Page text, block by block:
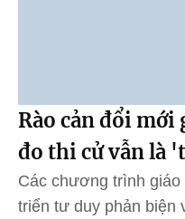
Rào cản đổi
đo thi cử vẫn là
Các chương trình
triển tư duy phản biện